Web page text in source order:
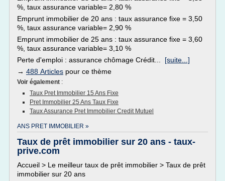
%, taux assurance variable= 2,80 %
Emprunt immobilier de 20 ans : taux assurance fixe = 3,50
%, taux assurance variable= 2,90 %
Emprunt immobilier de 25 ans : taux assurance fixe = 3,60
%, taux assurance variable= 3,10 %
Perte d'emploi : assurance chômage Crédit... [suite...]
→ 488 Articles pour ce thème
Voir également :
Taux Pret Immobilier 15 Ans Fixe
Pret Immobilier 25 Ans Taux Fixe
Taux Assurance Pret Immobilier Credit Mutuel
ANS PRET IMMOBILIER »
Taux de prêt immobilier sur 20 ans - taux-
prive.com
Accueil > Le meilleur taux de prêt immobilier > Taux de prêt
immobilier sur 20 ans